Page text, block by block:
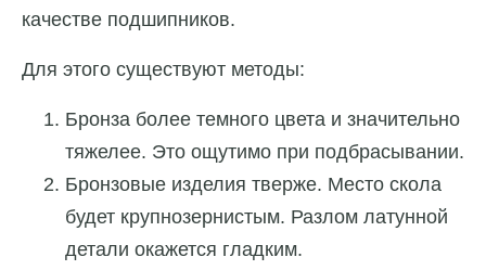
качестве подшипников.
Для этого существуют методы:
Бронза более темного цвета и значительно
тяжелее. Это ощутимо при подбрасывании.
Бронзовые изделия тверже. Место скола
будет крупнозернистым. Разлом латунной
детали окажется гладким.